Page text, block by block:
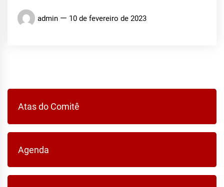
admin 10 de fevereiro de 2023
Atas do Comitê
Agenda